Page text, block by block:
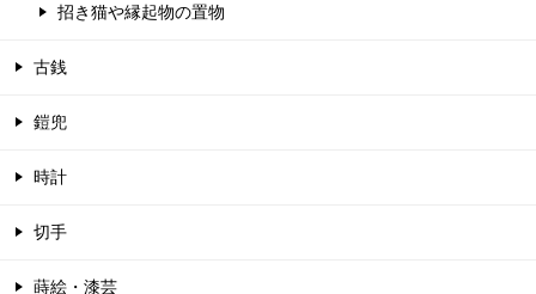
招き猫や縁起物の置物
古銭
鎧兜
時計
切手
蒔絵・漆芸